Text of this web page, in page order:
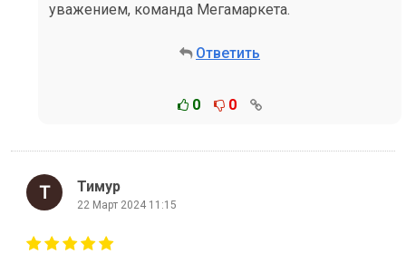
уважением, команда Мегамаркета.
Ответить
0 0
Тимур
22 Март 2024 11:15